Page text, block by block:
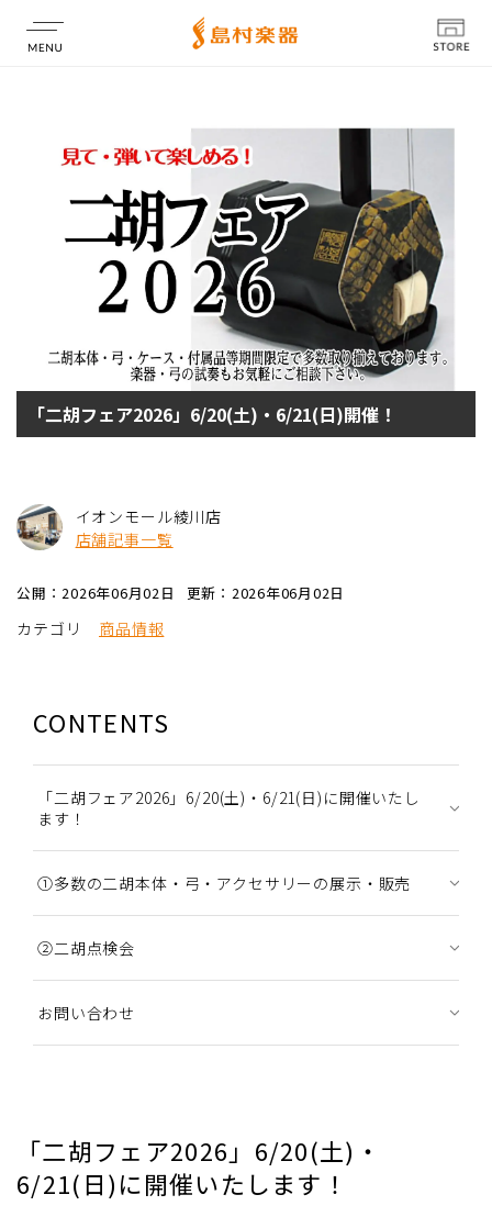
「二胡フェア2026」6/20(土)・6/21(日)開催！
イオンモール綾川店
店舗記事一覧
公開：2026年06月02日 更新：2026年06月02日
カテゴリ 商品情報
CONTENTS
「二胡フェア2026」6/20(土)・6/21(日)に開催いたし
ます！
①多数の二胡本体・弓・アクセサリーの展示・販売
②二胡点検会
お問い合わせ
「二胡フェア2026」6/20(土)・
6/21(日)に開催いたします！